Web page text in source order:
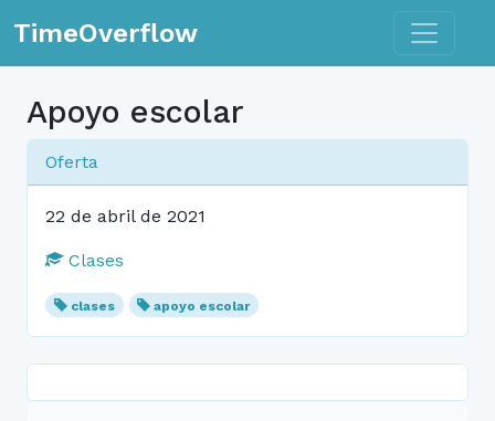
TimeOverflow Toggle
Apoyo escolar
Oferta
22 de abril de 2021
Clases
clases apoyo escolar